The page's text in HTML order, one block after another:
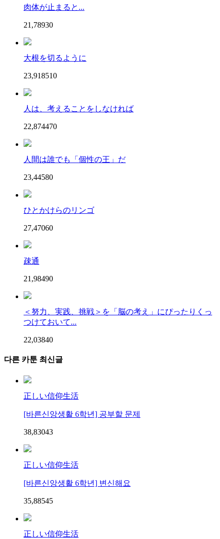
肉体が止まると...
21,78930
大根を切るように
23,918510
人は、考えることをしなければ
22,874470
人間は誰でも「個性の王」だ
23,44580
ひとかけらのリンゴ
27,47060
疎通
21,98490
＜努力、実践、挑戦＞を「脳の考え」にぴったりくっ
つけておいて...
22,03840
다른 카툰 최신글
正しい信仰生活
[바른신앙생활 6학년] 공부할 문제
38,83043
正しい信仰生活
[바른신앙생활 6학년] 변신해요
35,88545
正しい信仰生活